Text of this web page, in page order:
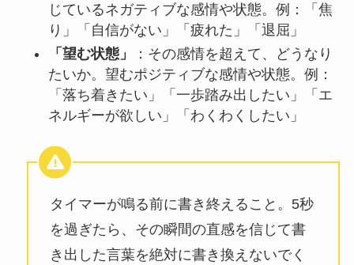
じているネガティブな感情や状態。例：「焦
り」「自信がない」「疲れた」「退屈」
「望む状態」
：その感情を超えて、どうなり
たいか。望むポジティブな感情や状態。例：
「落ち着きたい」「一歩踏み出したい」「エ
ネルギーが欲しい」「わくわくしたい」
タイマーが鳴る前に書き終えること。5秒
を過ぎたら、その瞬間の直感を信じて書
き出した言葉を絶対に書き換えないでく